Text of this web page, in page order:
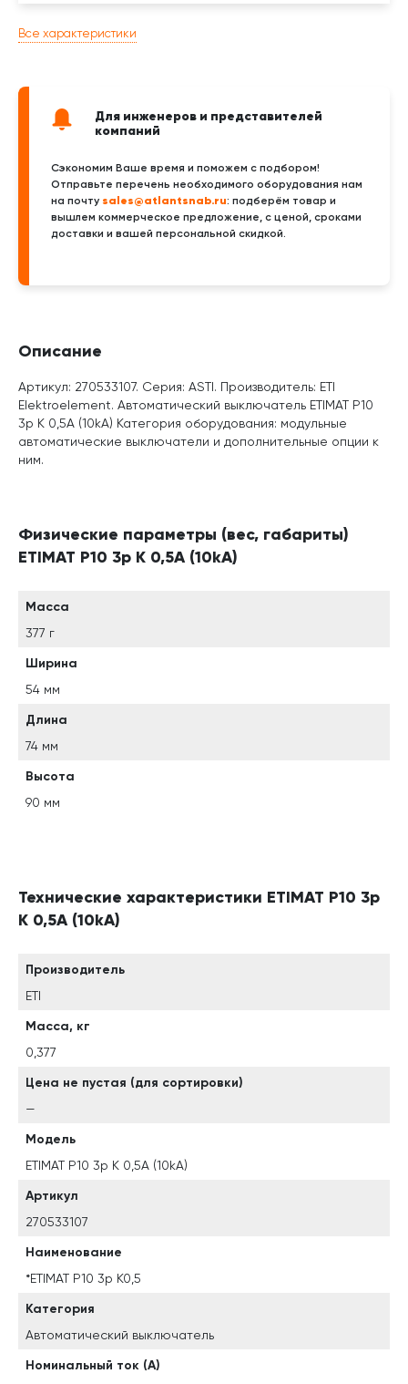
Все характеристики
Для инженеров и представителей
компаний
Сэкономим Ваше время и поможем с подбором!
Отправьте перечень необходимого оборудования нам
на почту sales@atlantsnab.ru: подберём товар и
вышлем коммерческое предложение, с ценой, сроками
доставки и вашей персональной скидкой.
Описание
Артикул: 270533107. Серия: ASTI. Производитель: ETI
Elektroelement. Автоматический выключатель ETIMAT P10
3p K 0,5A (10kA) Категория оборудования: модульные
автоматические выключатели и дополнительные опции к
ним.
Физические параметры (вес, габариты)
ETIMAT P10 3p K 0,5A (10kA)
Масса
377 г
Ширина
54 мм
Длина
74 мм
Высота
90 мм
Технические характеристики ETIMAT P10 3p
K 0,5A (10kA)
Производитель
ETI
Масса, кг
0,377
Цена не пустая (для сортировки)
—
Модель
ETIMAT P10 3p K 0,5A (10kA)
Артикул
270533107
Наименование
*ETIMAT P10 3p K0,5
Категория
Автоматический выключатель
Номинальный ток (A)